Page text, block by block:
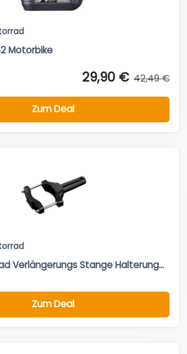
Motorbike
29,90 € 42,49 €
Zum Deal
Verlängerungs Stange Halterung...
Zum Deal